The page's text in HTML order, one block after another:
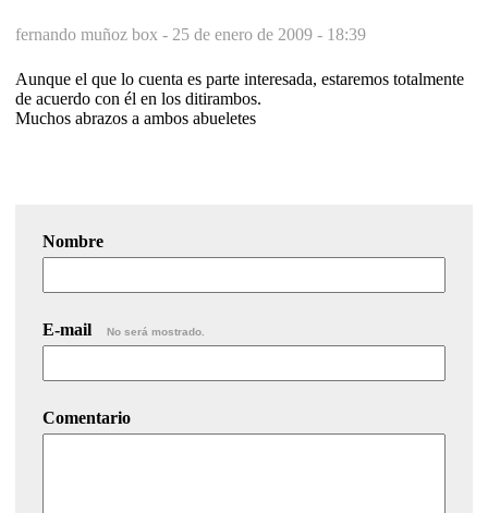
fernando muñoz box - 25 de enero de 2009 - 18:39
Aunque el que lo cuenta es parte interesada, estaremos totalmente
de acuerdo con él en los ditirambos.
Muchos abrazos a ambos abueletes
Nombre
E-mail No será mostrado.
Comentario